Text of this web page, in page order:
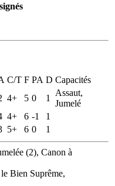
C/T F PA D Capacités
4+ 5 0 1
Assaut,
Jumelé
4+ 6 -1
1
5+ 6 0 1
(2), Canon à
Bien Suprême,